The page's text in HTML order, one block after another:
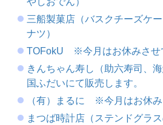
三船製菓店（バスクチーズケ
ナツ）
TOFokU ※今月はお休みさせ
きんちゃん寿し（助六寿司、
国ふだいにて販売します。
（有）まるに ※今月はお休み
まつば時計店（ステンドグラス